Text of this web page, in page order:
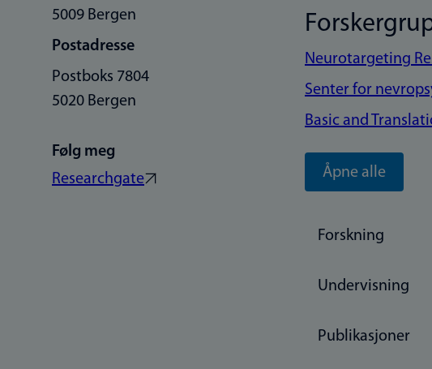
5009 Bergen
Postadresse
Postboks 7804
5020 Bergen
Følg meg
Researchgate
Neurotargeting
Senter for
Basic and
Åpne alle
Forskning
Undervisning
Publikasjoner